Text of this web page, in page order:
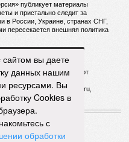
публикует материалы
и пристально следит за
в России, Украине, странах СНГ,
пересекается внешняя политика
Горевой Р. Г.
ЭЛ № ФС 77 - 72681 от
редакции:versia@versia.ru,
вы даете
данных нашим
ресурсами. Вы
Cookies в
с
обработки